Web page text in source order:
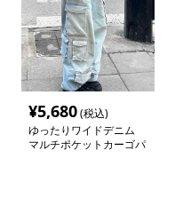
¥5,680(税込)
ゆったりワイドデニム
マルチポケットカーゴパ